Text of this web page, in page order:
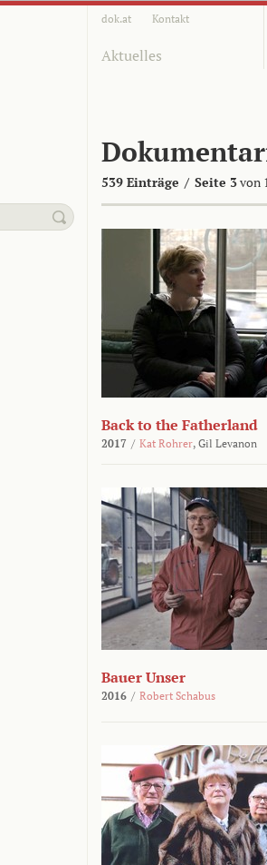
dok.at Kontakt
Aktuelles
539 Einträge / Seite 3von
Back to the Fatherland
2017 / Kat Rohrer, Gil Levanon
Bauer Unser
2016 / Robert Schabus